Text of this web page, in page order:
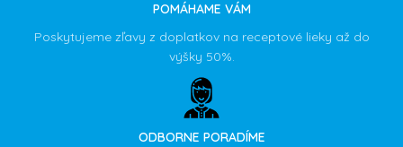
POMÁHAME VÁM
Poskytujeme zľavy z doplatkov na receptové lieky až do
výšky 50%.
ODBORNE PORADÍME